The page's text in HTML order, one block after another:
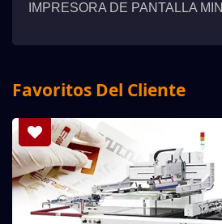
IMPRESORA DE PANTALLA MINI
Favoritos Del Cliente